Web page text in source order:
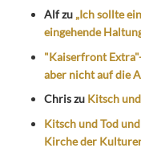
Alfzu „Ich sollte
eingehende
"Kaiserfront
aber nicht auf die
Chriszu Kitsch
Kitsch und Tod
Kirche der